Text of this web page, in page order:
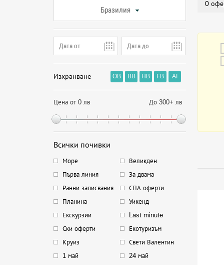
Бразилия
Изхранване OB BB HB FB AI
Цена от 0 лв До 300+ лв
Всички почивки
Море
Великден
Първа линия
За двама
Ранни записвания
СПА оферти
Планина
Уикенд
Екскурзии
Last minute
Ски оферти
Екотуризъм
Круиз
Свети Валентин
1 май
24 май
0